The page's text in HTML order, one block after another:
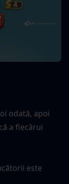
odată, apoi
a fiecărui
este